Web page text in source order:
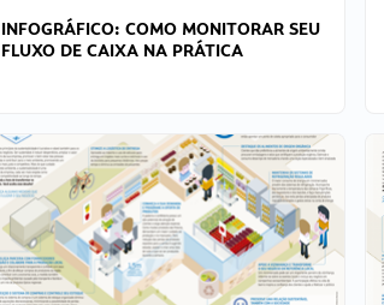
INFOGRÁFICO: COMO MONITORAR SEU
FLUXO DE CAIXA NA PRÁTICA